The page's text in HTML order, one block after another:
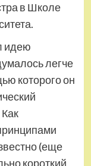
в Школе
идею
легче
которого он
(еще
короткий